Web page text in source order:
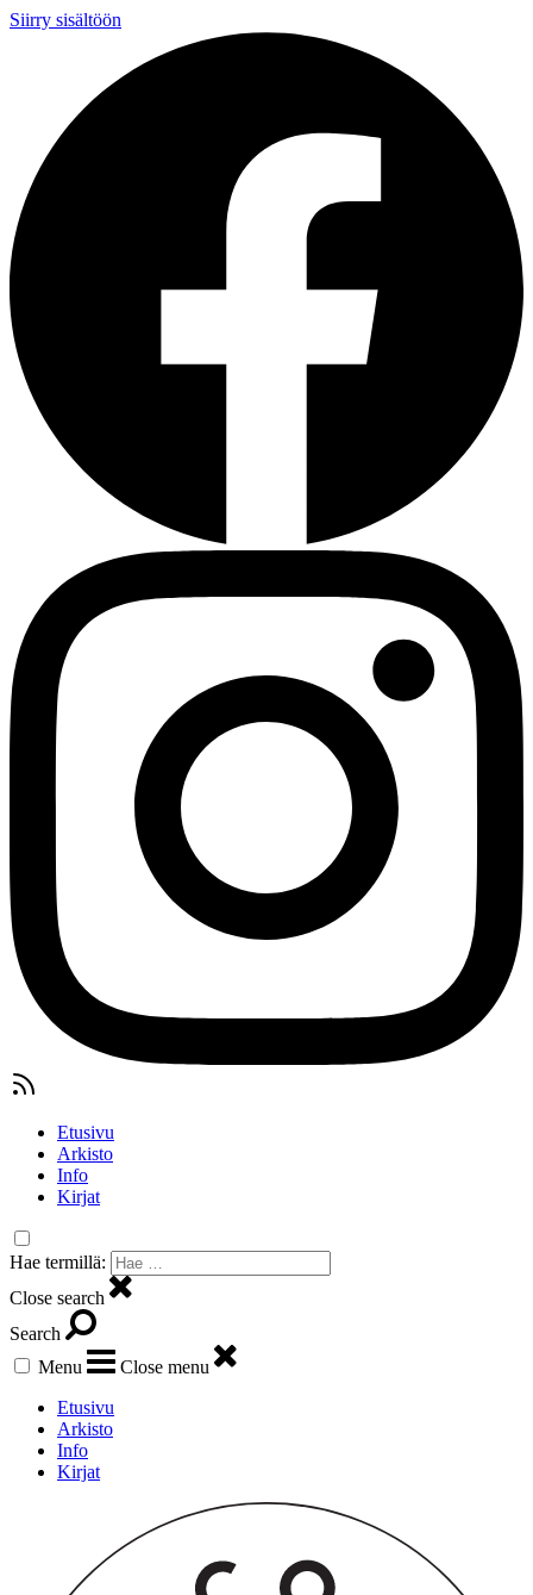
Siirry sisältöön
Etusivu
Arkisto
Info
Kirjat
Hae termillä:
Close search
Search
Menu
Close menu
Etusivu
Arkisto
Info
Kirjat